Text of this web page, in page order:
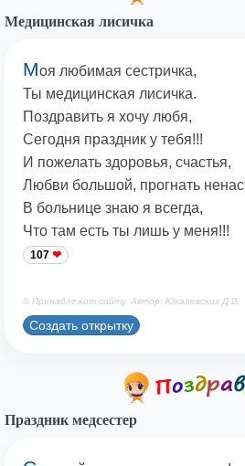
Медицинская лисичка
Моя любимая сестричка,
Ты медицинская лисичка.
Поздравить я хочу любя,
Сегодня праздник у тебя!!!
И пожелать здоровья, счастья,
Любви большой, прогнать
В больнице знаю я всегда,
Что там есть ты лишь у меня!!!
107
© Принадлежит сайту. Автор: Юкалевских Д.В.
Создать открытку
Праздник медсестер